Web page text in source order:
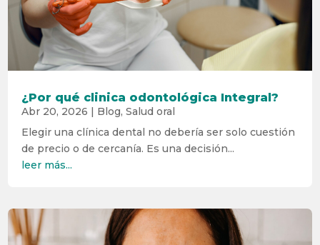
¿Por qué clinica odontológica Integral?
Abr 20, 2026 | Blog,Salud oral
Elegir una clínica dental no debería ser solo cuestión
de precio o de cercanía. Es una decisión...
leer más...